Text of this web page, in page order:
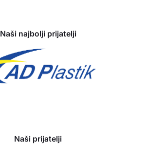
Naši najbolji prijatelji
Naši prijatelji